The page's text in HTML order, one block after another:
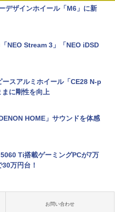
デザインホイール「M6」に新
NEO Stream 3」「NEO iDSD
ースアルミホイール「CE28 N-p
に剛性を向上
HOME」サウンドを体感
Ti搭載ゲーミングPCが7万
万円台！
お問い合わせ